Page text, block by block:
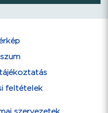
feltételek